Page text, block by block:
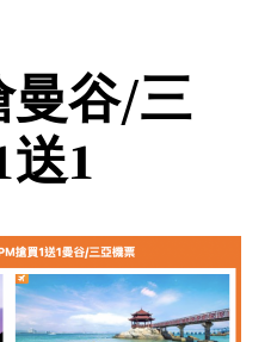
曼谷/三
1